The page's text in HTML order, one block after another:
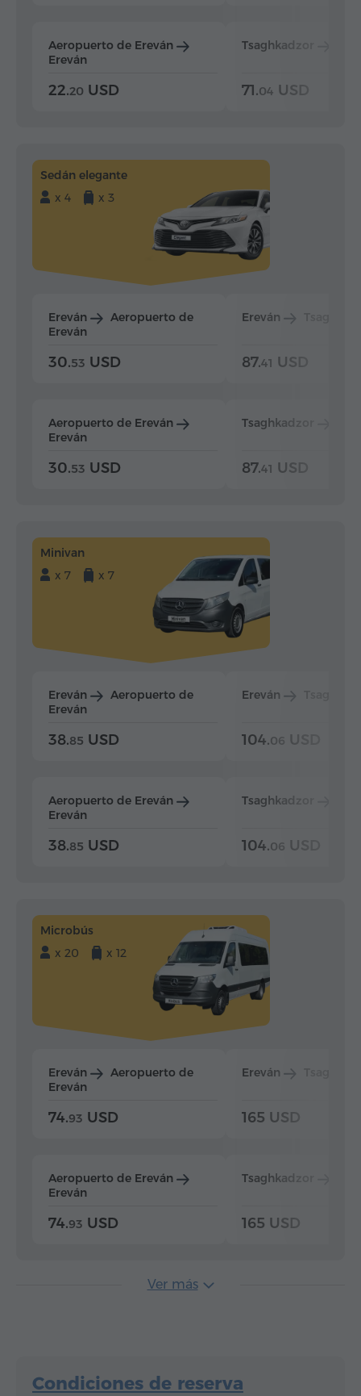
Aeropuerto de Ereván
Ereván
22.20 USD
Tsaghkadzor
71.04 USD
Sedán elegante
x 4
x 3
Ereván
Aeropuerto de
Ereván
30.53 USD
Aeropuerto de Ereván
Ereván
30.53 USD
Ereván
87.41 USD
Tsaghkadzor
87.41 USD
Minivan
x 7
x 7
Ereván
Aeropuerto de
Ereván
38.85 USD
Aeropuerto de Ereván
Ereván
38.85 USD
Ereván
104.06 USD
Tsaghkadzor
104.06 USD
Microbús
x 20
x 12
Ereván
Aeropuerto de
Ereván
74.93 USD
Aeropuerto de Ereván
Ereván
74.93 USD
Ereván
165 USD
Tsaghkadzor
165 USD
Ver más
Condiciones de reserva